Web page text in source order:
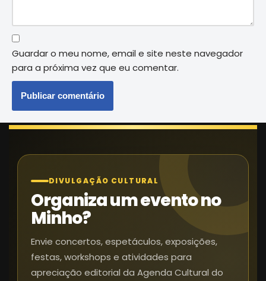
Guardar o meu nome, email e site neste navegador
para a próxima vez que eu comentar.
DIVULGAÇÃO CULTURAL
Organiza um evento no
Minho?
Envie concertos, espetáculos, exposições,
festas, workshops e atividades para
apreciação editorial da Agenda Cultural do